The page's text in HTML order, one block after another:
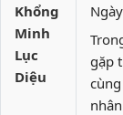
Khổng
Minh
Lục
Diệu
gặp